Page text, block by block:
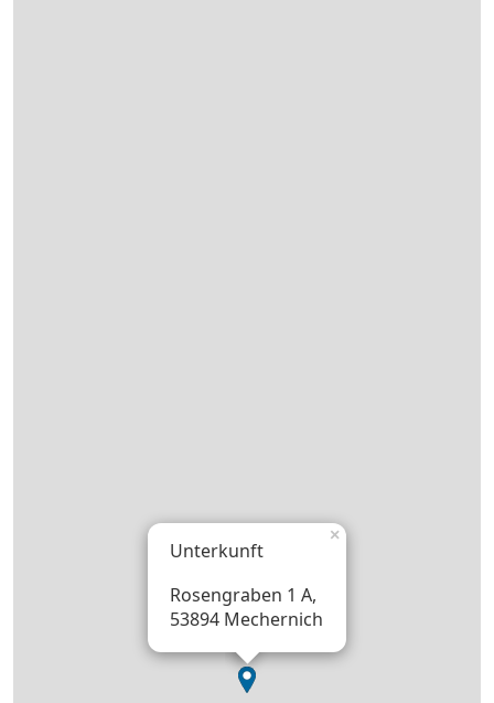
Unterkunft
Rosengraben 1 A,
53894 Mechernich
×